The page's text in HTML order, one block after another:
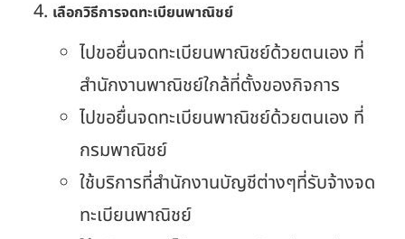
เลือกวิธีการจดทะเบียนพาณิชย์
ไปขอยื่นจดทะเบียนพาณิชย์ด้วยตนเอง ที่
สำนักงานพาณิชย์ใกล้ที่ตั้งของกิจการ
ไปขอยื่นจดทะเบียนพาณิชย์ด้วยตนเอง ที่
กรมพาณิชย์
ใช้บริการที่สำนักงานบัญชีต่างๆที่รับจ้างจด
ทะเบียนพาณิชย์